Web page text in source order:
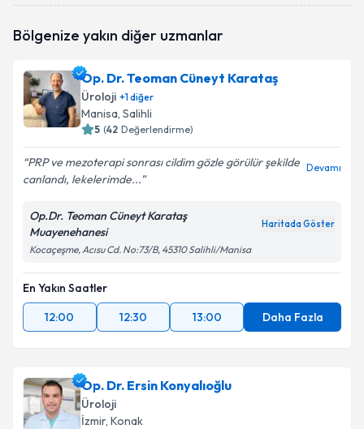
Takvim Talebini Gönder
talebi oluşturun. Size bu uzmandan randevu almanız
bilgilendireceğiz.
E-posta Adresiniz
Kişisel verilerimin işlenmesine ilişkin
kapsamda işlenmesini kabul ediyorum.
Bölgenize yakın diğer uzmanlar
Op. Dr. Teoman Cüneyt Karataş
Üroloji +1diğer
Manisa, Salihli
5 (42 Değerlendirme)
PRP ve mezoterapi sonrası cildim gözle görülür şekilde
canlandı, lekelerimde...
Devamı
Op.Dr. Teoman Cüneyt Karataş
Muayenehanesi
Haritada Göster
Kocaçeşme, Acısu Cd. No:73/B, 45310 Salihli/Manisa
En Yakın Saatler
12:00
12:30 13:00 Daha Fazla
Op. Dr. Ersin Konyalıoğlu
Üroloji
İzmir, Konak